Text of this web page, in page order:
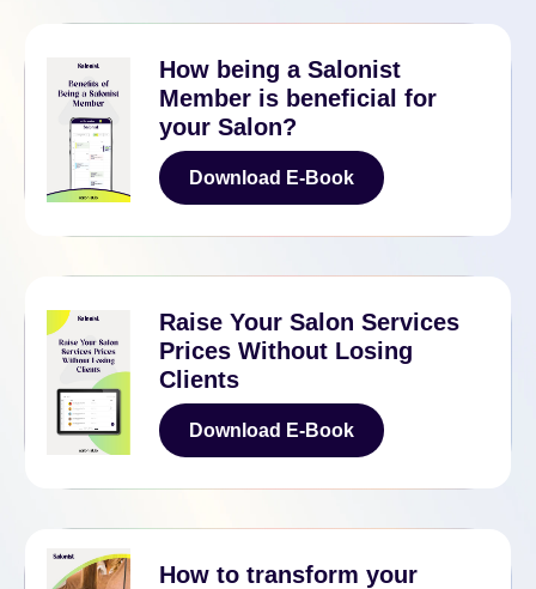
How being a Salonist
Member is beneficial for
your Salon?
Download E-Book
Download E-Book
Raise Your Salon Services
Prices Without Losing
Clients
Download E-Book
Download E-Book
How to transform your